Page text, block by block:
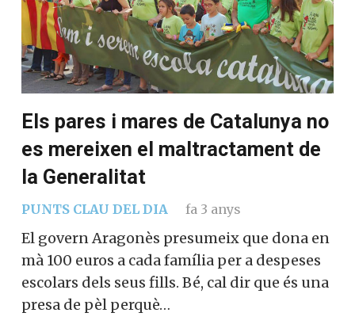
Els pares i mares de Catalunya
no es mereixen el maltractament
de la Generalitat
PUNTS CLAU DEL DIA
El govern Aragonès presumeix que dona
en mà 100 euros a cada família per a
despeses escolars dels seus fills. Bé, cal dir
que és una presa de pèl perquè…
Converses a Catalunya?
Et convidem a participar i
ser un
membre actiu de la nostra
comunitat.
Si, vull col·laborar activament
No, però vull rebre el butlletí